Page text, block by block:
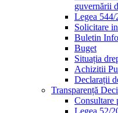
guvernării
Legea 544/
Solicitare
Buletin
Buget
Situația
Achizitii
Declarații
Transparență
Consultare
Legea 52/